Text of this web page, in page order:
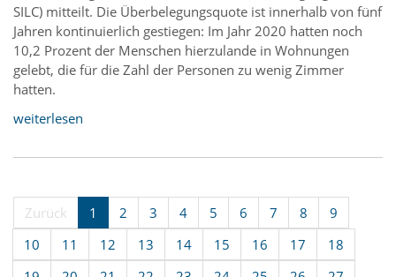
SILC) mitteilt. Die Überbelegungsquote ist innerhalb von fünf
Jahren kontinuierlich gestiegen: Im Jahr 2020 hatten noch
10,2 Prozent der Menschen hierzulande in Wohnungen
gelebt, die für die Zahl der Personen zu wenig Zimmer
hatten.
weiterlesen
Zurück 1 2 3 4 5 6 7 8
9
10
11 12 13 14 15 16 17
18